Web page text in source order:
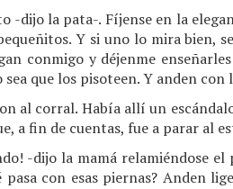
-dijo la pata-. Fíjense en la
Y si uno lo mira bien,
conmigo y déjenme
que los pisoteen. Y anden
al corral. Había allí un
a fin de cuentas, fue a parar al
-dijo la mamá relamiéndose
pasa con esas piernas? Anden